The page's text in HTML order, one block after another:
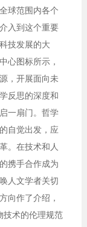
球范围内各个
入到这个重要
技发展的大
心图标所示，
，开展面向未
反思的深度和
一扇门。哲学
自觉出发，应
。在技术和人
携手合作成为
人文学者关切
向作了介绍，
技术的伦理规范